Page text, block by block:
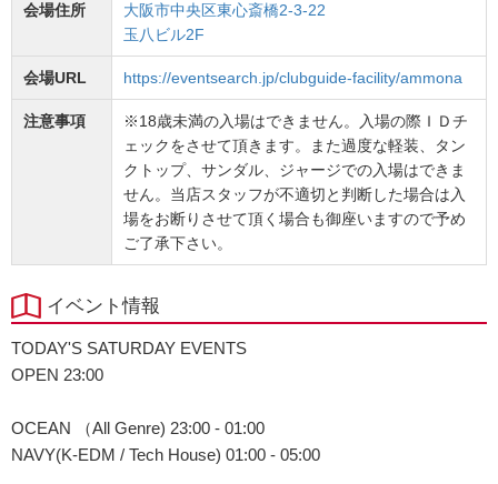
会場住所
大阪市中央区東心斎橋2-3-22
玉八ビル2F
会場URL https://eventsearch.jp/clubguide-facility/ammona
注意事項
※18歳未満の入場はできません。入場の際ＩＤチ
ェックをさせて頂きます。また過度な軽装、タン
クトップ、サンダル、ジャージでの入場はできま
せん。当店スタッフが不適切と判断した場合は入
場をお断りさせて頂く場合も御座いますので予め
ご了承下さい。
イベント情報
TODAY'S SATURDAY EVENTS
OPEN 23:00
OCEAN （All Genre) 23:00 - 01:00
NAVY(K-EDM / Tech House) 01:00 - 05:00